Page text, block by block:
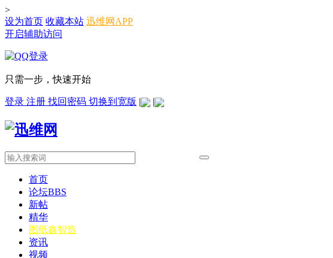
>
设为首页 收藏本站 迅维网APP
开启辅助访问
只需一步，快速开始
登录 注册 找回密码 切换到宽版 | |
首页
论坛BBS
新帖
精华
图纸鑫智造
资讯
视频